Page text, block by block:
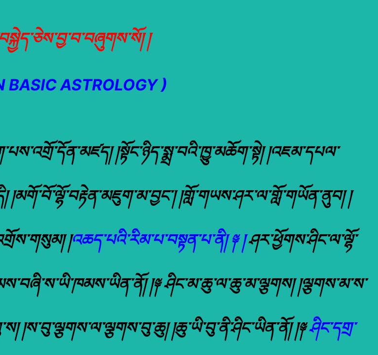
།
BASIC ASTROLOGY )
།སྟོང་ཉིད་སྨྲ་བའི་ཁྱུ་མཆོག་སྟེ། །འཇམ་དཔལ་
།གློ་གཡས་ཤར་ལ་གློ་གཡོན་ནུབ། །
།འཆད་པའི་རིམ་པ་བསྟན་པ་ནི། ༈ །ཤར་ཕྱོགས་ཤིང་ལ་ལྷོ་
།༈ ཤིང་མ་ཆུ་ལ་ཆུ་མ་ལྕགས། །ལྕགས་མ་ས་
།ས་བུ་ལྕགས་ལ་ལྕགས་བུ་ཆུ། །ཆུ་ཡི་བུ་ནི་ཤིང་ཡིན་ནོ། །༈ཤིང་དགྲ་